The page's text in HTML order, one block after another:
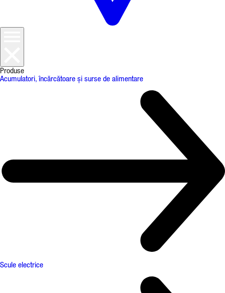
Produse
Acumulatori, încărcătoare și surse de alimentare
Scule electrice